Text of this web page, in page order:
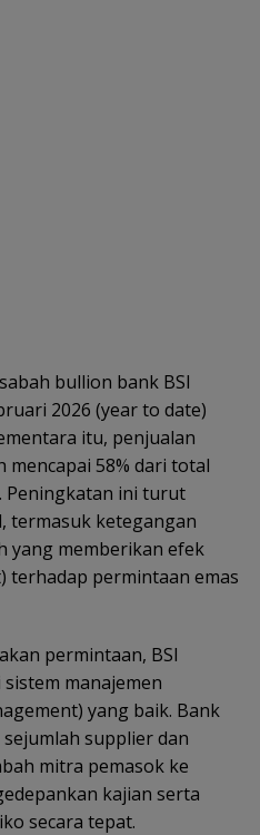
bullion bank BSI
2026 (year to date)
itu, penjualan
mencapai 58% dari total
Peningkatan ini turut
termasuk ketegangan
yang memberikan efek
terhadap permintaan emas
permintaan, BSI
manajemen
yang baik. Bank
supplier dan
mitra pemasok ke
kajian serta
secara tepat.